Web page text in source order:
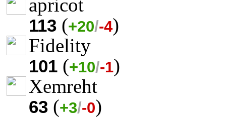
apricot
113 (+20/-4)
Fidelity
101 (+10/-1)
Xemreht
63 (+3/-0)